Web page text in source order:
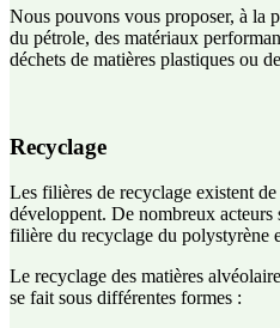
Nous pouvons vous proposer, à la
du pétrole, des matériaux
déchets de matières plastiques ou
Recyclage
Les filières de recyclage existent
développent. De nombreux acteurs
filière du recyclage du polystyrène
Le recyclage des matières
se fait sous différentes formes :